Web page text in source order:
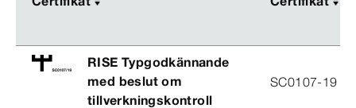
RISE Typgodkännande
med beslut om
tillverkningskontroll
SC0107-19